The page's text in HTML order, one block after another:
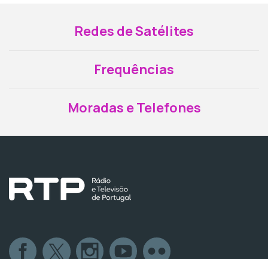
Redes de Satélites
Frequências
Moradas e Telefones